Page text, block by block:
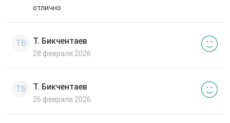
отлично
ТБ Т. Бикчентаев
28 февраля 2026
ТБ Т. Бикчентаев
26 февраля 2026